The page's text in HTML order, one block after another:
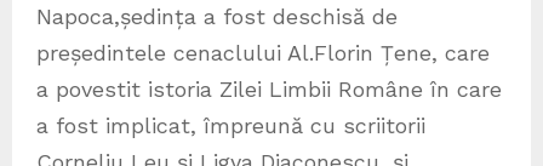
Napoca,ședința a fost deschisă de
președintele cenaclului Al.Florin Țene, care
a povestit istoria Zilei Limbii Române în care
a fost implicat, împreună cu scriitorii